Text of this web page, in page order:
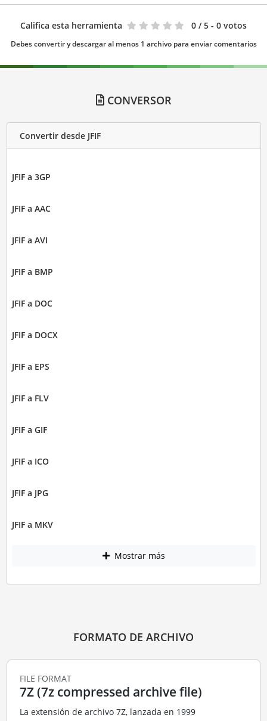
Califica esta herramienta 0 / 5 - 0 votos
Debes convertir y descargar al menos 1 archivo para enviar comentarios
CONVERSOR
Convertir desde JFIF
JFIF a 3GP
JFIF a AAC
JFIF a AVI
JFIF a BMP
JFIF a DOC
JFIF a DOCX
JFIF a EPS
JFIF a FLV
JFIF a GIF
JFIF a ICO
JFIF a JPG
JFIF a MKV
Mostrar más
FORMATO DE ARCHIVO
FILE FORMAT
7Z (7z compressed archive file)
La extensión de archivo 7Z, lanzada en 1999